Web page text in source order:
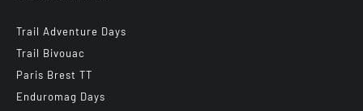
Trail Adventure Days
Trail Bivouac
Paris Brest TT
Enduromag Days